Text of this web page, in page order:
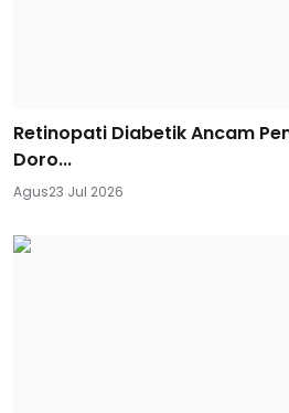
Retinopati Diabetik Ancam
Doro...
Agus23 Jul 2026